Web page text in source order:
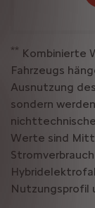
** Kombinierte
Fahrzeugs
Ausnutzung
sondern
Werte sind
Nutzungsprofil